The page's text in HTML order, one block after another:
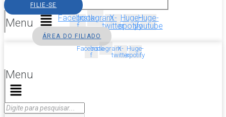
Menu
FILIE-SE
Facebook-
f
InstagramX-
twitter
Huge-
spotify
Huge-
youtube
ÁREA DO FILIADO
Facebook-
f
InstagramX-
twitter
Huge-
spotify
Menu